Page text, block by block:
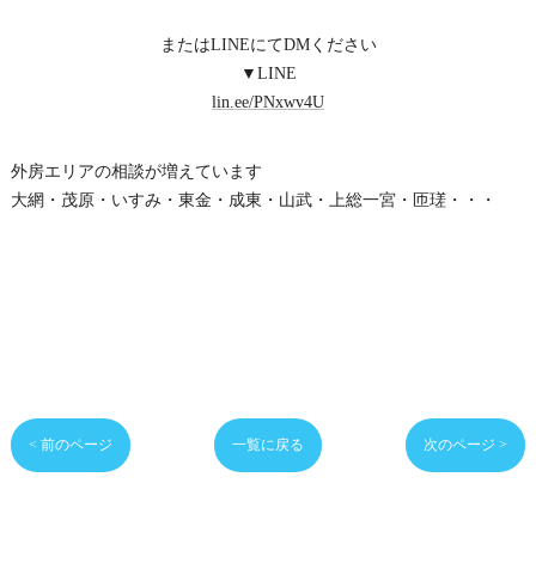
またはLINEにてDMください
▼LINE
lin.ee/PNxwv4U
外房エリアの相談が増えています
大網・茂原・いすみ・東金・成東・山武・上総一宮・匝瑳・・・
< 前のページ 一覧に戻る 次のページ >